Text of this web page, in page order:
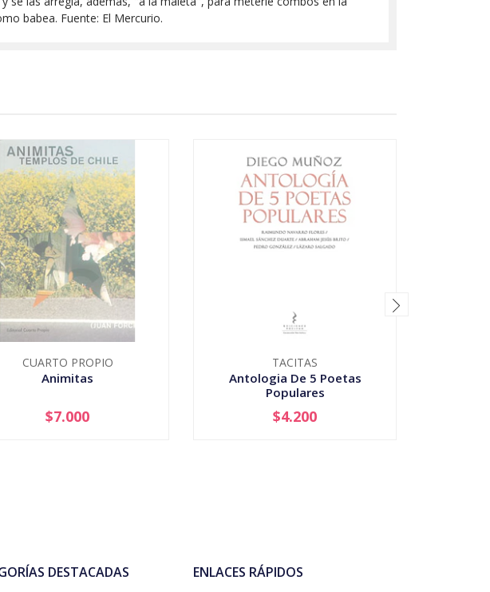
babea. Fuente: El Mercurio.
CUARTO PROPIO
Animitas
AGOTADO
$7.000
TACITAS
Antologia De 5 Poetas
Populares
AGOTADO
$4.200
DESTACADAS ENLACES RÁPIDOS